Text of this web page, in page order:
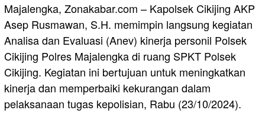
Majalengka, Zonakabar.com – Kapolsek Cikijing AKP
Asep Rusmawan, S.H. memimpin langsung kegiatan
Analisa dan Evaluasi (Anev) kinerja personil Polsek
Cikijing Polres Majalengka di ruang SPKT Polsek
Cikijing. Kegiatan ini bertujuan untuk meningkatkan
kinerja dan memperbaiki kekurangan dalam
pelaksanaan tugas kepolisian, Rabu (23/10/2024).